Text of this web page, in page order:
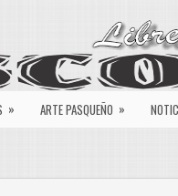
» ARTE PASQUEÑO »